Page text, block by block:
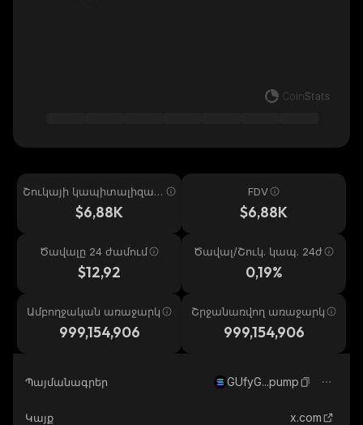
Շուկայի կապիտալիզաց
$6,88K
FDV
$6,88K
Ծավալը 24 ժամում
$12,92
Ծավալ/Շուկ. կապ. 24ժ
0,19%
Ամբողջական առաջարկ
999,154,906
Շրջանառվող առաջարկ
999,154,906
Պայմանագրեր GUfyG...pump
Կայք x.com